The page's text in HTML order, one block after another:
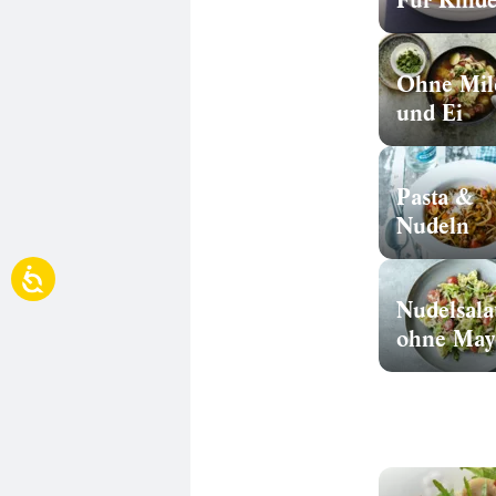
Ohne
und Ei
Pasta &
Nudeln
ohne